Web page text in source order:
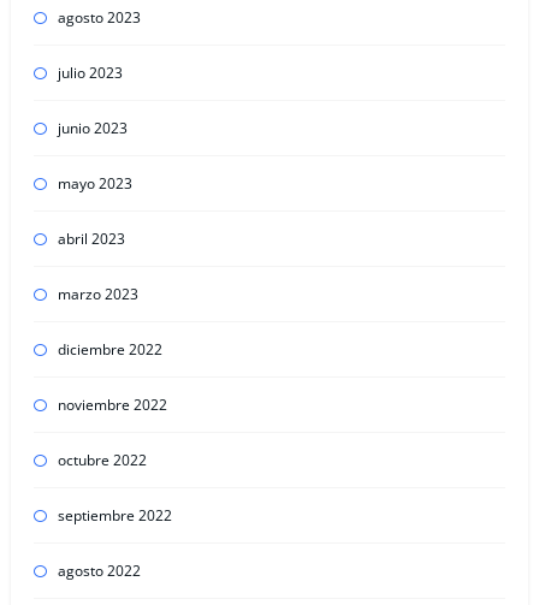
agosto 2023
julio 2023
junio 2023
mayo 2023
abril 2023
marzo 2023
diciembre 2022
noviembre 2022
octubre 2022
septiembre 2022
agosto 2022